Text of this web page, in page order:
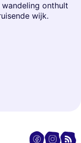
onthult
wijk.